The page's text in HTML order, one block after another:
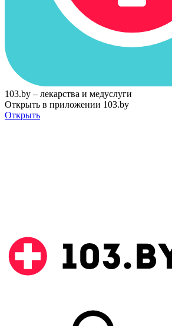
103.by – лекарства и медуслуги
Открыть в приложении 103.by
Открыть